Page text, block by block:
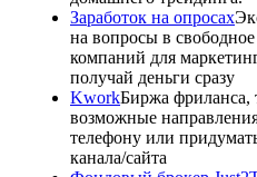
Заработок на опросах
на вопросы в
компаний для
получай деньги сразу
KworkБиржа фриланса,
возможные
телефону или
канала/сайта